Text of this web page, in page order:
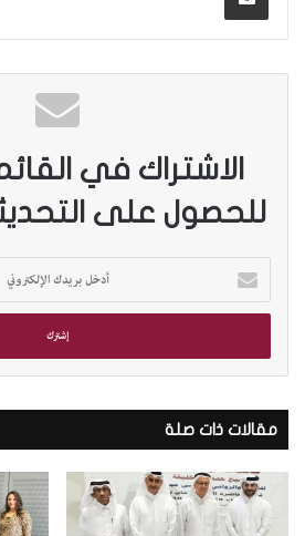
الاشتراك في
للحصول على
خ
ب
ي
د
ك
ا
ل
إ
مقالات ذات صلة